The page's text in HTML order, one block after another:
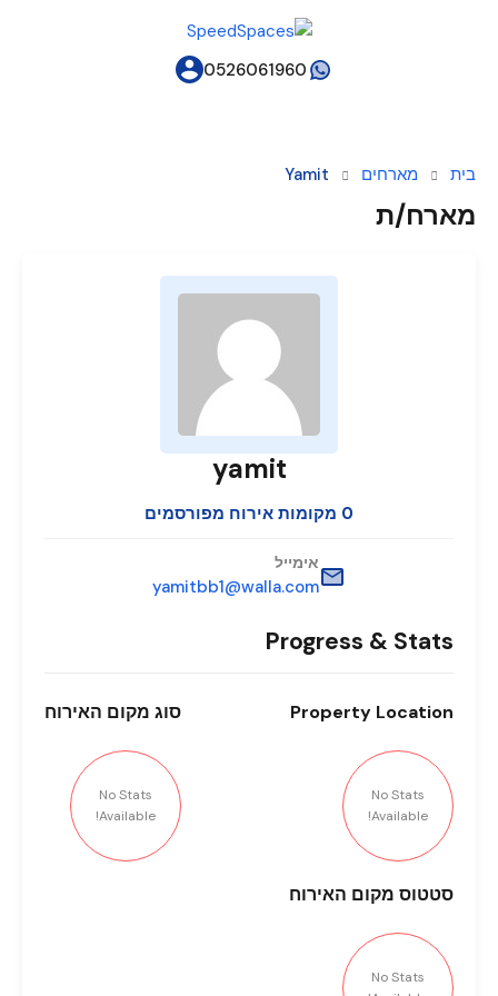
0526061960
בית מארחים Yamit
מארח/ת
yamit
0 מקומות אירוח מפורסמים
אימייל
yamitbb1@walla.com
Progress & Stats
Property Location
No Stats
Available!
סוג מקום האירוח
No Stats
Available!
סטטוס מקום האירוח
No Stats